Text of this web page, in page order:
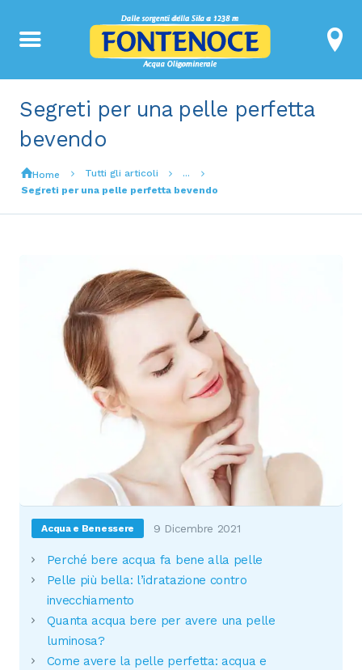
Segreti per una pelle perfetta
bevendo
Home Tutti gli articoli
...
Segreti per una pelle perfetta bevendo
Acqua e Benessere 9 Dicembre 2021
Perché bere acqua fa bene alla pelle
Pelle più bella: l’idratazione contro
invecchiamento
Quanta acqua bere per avere una pelle
luminosa?
Come avere la pelle perfetta: acqua e